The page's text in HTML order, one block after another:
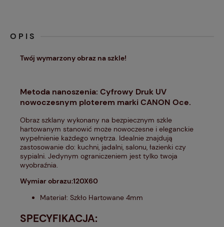
OPIS
Twój wymarzony obraz na szkle!
Metoda nanoszenia: Cyfrowy Druk UV
nowoczesnym ploterem marki CANON Oce.
Obraz szklany wykonany na bezpiecznym szkle
hartowanym stanowić może nowoczesne i eleganckie
wypełnienie każdego wnętrza. Idealnie znajdują
zastosowanie do: kuchni, jadalni, salonu, łazienki czy
sypialni. Jedynym ograniczeniem jest tylko twoja
wyobraźnia.
Wymiar obrazu:120X60
Materiał: Szkło Hartowane 4mm
SPECYFIKACJA: